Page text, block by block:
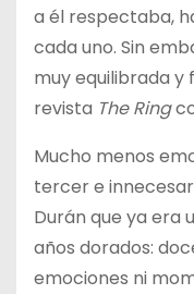
a él respectaba,
cada uno. Sin
muy equilibrada y
revista The Ring
Mucho menos
tercer e
Durán que ya era
años dorados:
emociones ni